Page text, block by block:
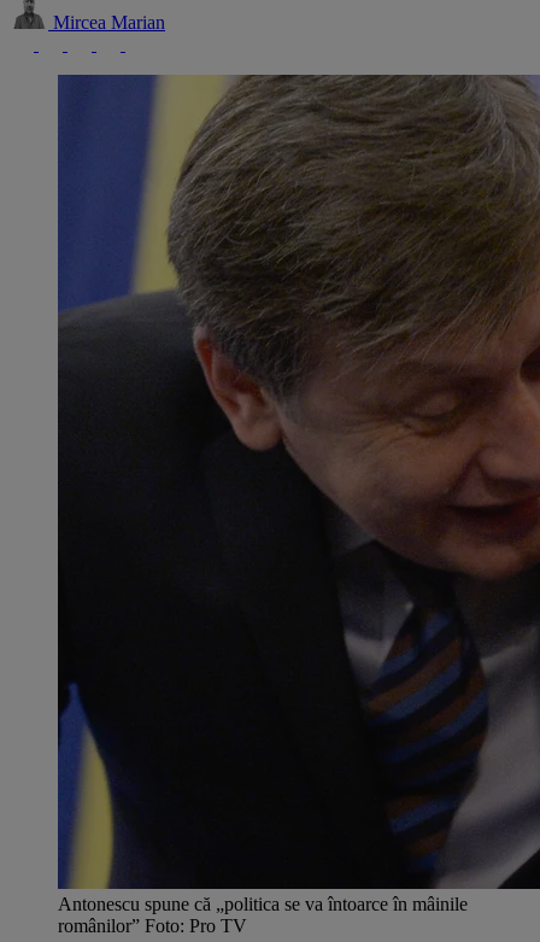
Mircea Marian
Antonescu spune că „politica se va întoarce în mâinile
românilor” Foto: Pro TV